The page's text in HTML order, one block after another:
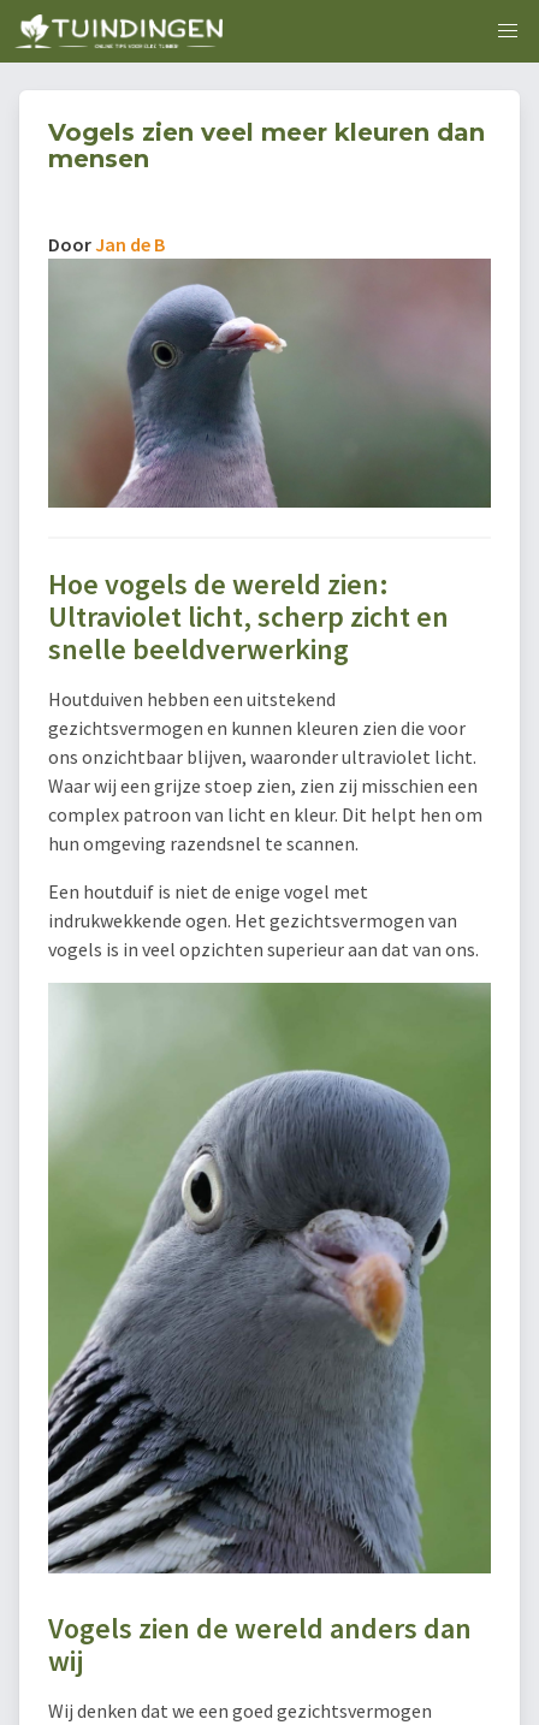
Vogels zien veel meer kleuren dan
mensen
DoorJan de B
Hoe vogels de wereld zien:
Ultraviolet licht, scherp zicht en
snelle beeldverwerking
Houtduiven hebben een uitstekend
gezichtsvermogen en kunnen kleuren zien die voor
ons onzichtbaar blijven, waaronder ultraviolet licht.
Waar wij een grijze stoep zien, zien zij misschien een
complex patroon van licht en kleur. Dit helpt hen om
hun omgeving razendsnel te scannen.
Een houtduif is niet de enige vogel met
indrukwekkende ogen. Het gezichtsvermogen van
vogels is in veel opzichten superieur aan dat van ons.
Vogels zien de wereld anders dan
wij
Wij denken dat we een goed gezichtsvermogen